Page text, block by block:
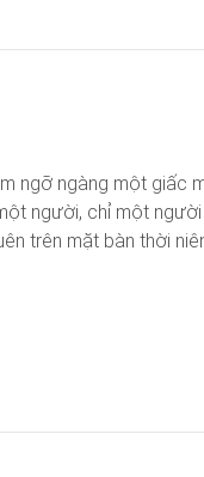
ngỡ ngàng một giấc
người, chỉ một
trên mặt bàn thời